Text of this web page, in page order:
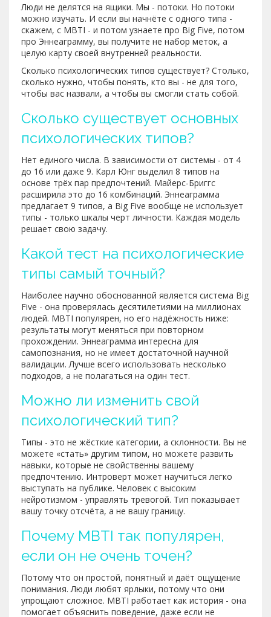
Люди не делятся на ящики. Мы - потоки. Но потоки
можно изучать. И если вы начнёте с одного типа -
скажем, с MBTI - и потом узнаете про Big Five, потом
про Эннеаграмму, вы получите не набор меток, а
целую карту своей внутренней реальности.
Сколько психологических типов существует? Столько,
сколько нужно, чтобы понять, кто вы - не для того,
чтобы вас назвали, а чтобы вы смогли стать собой.
Сколько существует основных
психологических типов?
Нет единого числа. В зависимости от системы - от 4
до 16 или даже 9. Карл Юнг выделил 8 типов на
основе трёх пар предпочтений. Майерс-Бриггс
расширила это до 16 комбинаций. Эннеаграмма
предлагает 9 типов, а Big Five вообще не использует
типы - только шкалы черт личности. Каждая модель
решает свою задачу.
Какой тест на психологические
типы самый точный?
Наиболее научно обоснованной является система Big
Five - она проверялась десятилетиями на миллионах
людей. MBTI популярен, но его надёжность ниже:
результаты могут меняться при повторном
прохождении. Эннеаграмма интересна для
самопознания, но не имеет достаточной научной
валидации. Лучше всего использовать несколько
подходов, а не полагаться на один тест.
Можно ли изменить свой
психологический тип?
Типы - это не жёсткие категории, а склонности. Вы не
можете «стать» другим типом, но можете развить
навыки, которые не свойственны вашему
предпочтению. Интроверт может научиться легко
выступать на публике. Человек с высоким
нейротизмом - управлять тревогой. Тип показывает
вашу точку отсчёта, а не вашу границу.
Почему MBTI так популярен,
если он не очень точен?
Потому что он простой, понятный и даёт ощущение
понимания. Люди любят ярлыки, потому что они
упрощают сложное. MBTI работает как история - она
помогает объяснить поведение, даже если не